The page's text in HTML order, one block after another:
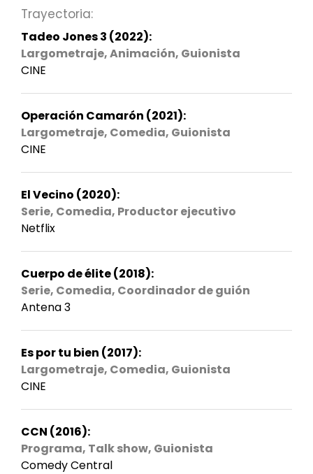
Trayectoria:
Tadeo Jones 3 (2022):
Largometraje, Animación, Guionista
CINE
Operación Camarón (2021):
Largometraje, Comedia, Guionista
CINE
El Vecino (2020):
Serie, Comedia, Productor ejecutivo
Netflix
Cuerpo de élite (2018):
Serie, Comedia, Coordinador de guión
Antena 3
Es por tu bien (2017):
Largometraje, Comedia, Guionista
CINE
CCN (2016):
Programa, Talk show, Guionista
Comedy Central